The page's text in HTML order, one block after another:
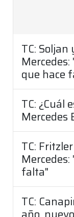
TC:
que hace
TC: ¿Cuál
Mercedes
TC:
falta"
TC: